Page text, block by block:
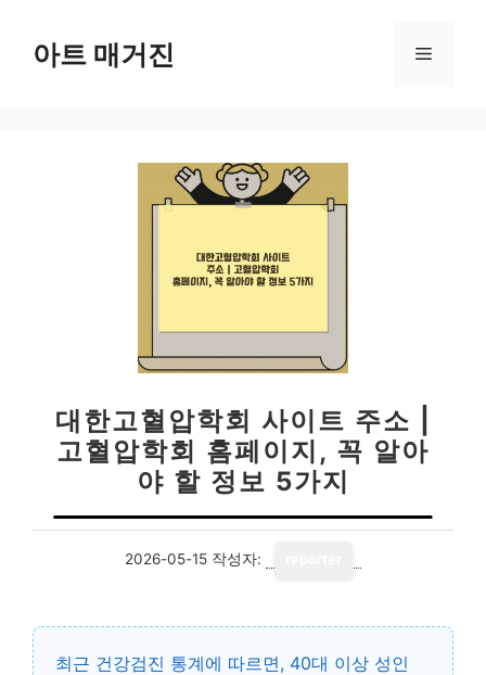
아트 매거진 메
대한고혈압학회 사이트 주소 |
고혈압학회 홈페이지, 꼭 알아
야 할 정보 5가지
2026-05-15 작성자:
최근 건강검진 통계에 따르면, 40대 이상 성인